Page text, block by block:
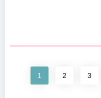
1 2 3